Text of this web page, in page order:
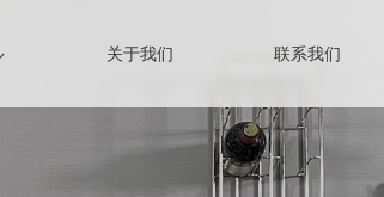
关于我们 联系我们